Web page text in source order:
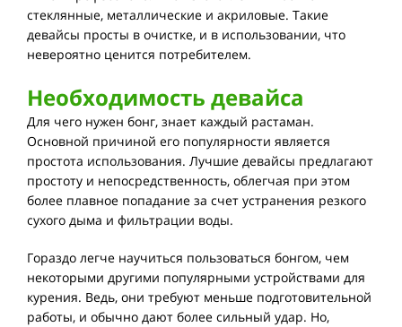
стеклянные, металлические и акриловые. Такие
девайсы просты в очистке, и в использовании, что
невероятно ценится потребителем.
Необходимость девайса
Для чего нужен бонг, знает каждый растаман.
Основной причиной его популярности является
простота использования. Лучшие девайсы предлагают
простоту и непосредственность, облегчая при этом
более плавное попадание за счет устранения резкого
сухого дыма и фильтрации воды.
Гораздо легче научиться пользоваться бонгом, чем
некоторыми другими популярными устройствами для
курения. Ведь, они требуют меньше подготовительной
работы, и обычно дают более сильный удар. Но,